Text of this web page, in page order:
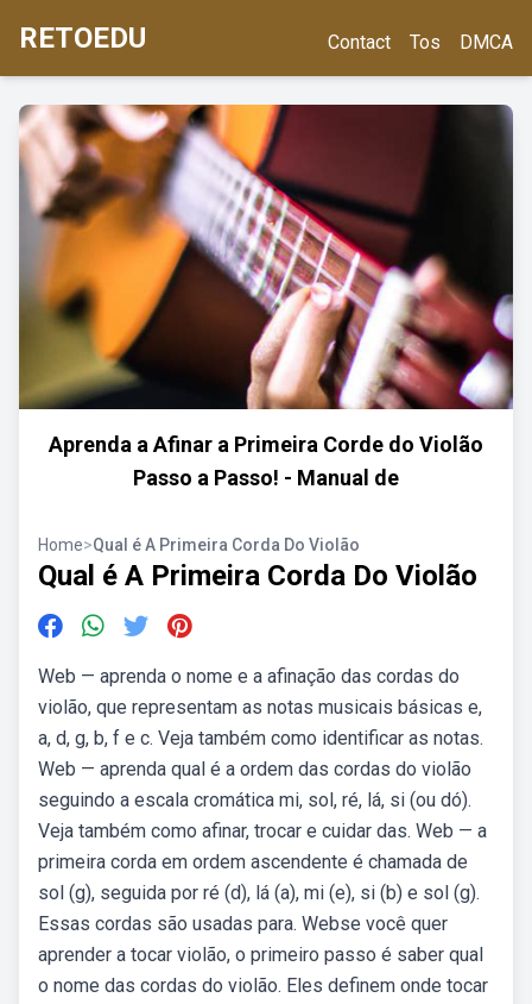
RETOEDU Contact Tos DMCA
Aprenda a Afinar a Primeira Corde do Violão
Passo a Passo! - Manual de
Home>Qual é A Primeira Corda Do Violão
Qual é A Primeira Corda Do Violão
Web — aprenda o nome e a afinação das cordas do
violão, que representam as notas musicais básicas e,
a, d, g, b, f e c. Veja também como identificar as notas.
Web — aprenda qual é a ordem das cordas do violão
seguindo a escala cromática mi, sol, ré, lá, si (ou dó).
Veja também como afinar, trocar e cuidar das. Web — a
primeira corda em ordem ascendente é chamada de
sol (g), seguida por ré (d), lá (a), mi (e), si (b) e sol (g).
Essas cordas são usadas para. Webse você quer
aprender a tocar violão, o primeiro passo é saber qual
o nome das cordas do violão. Eles definem onde tocar